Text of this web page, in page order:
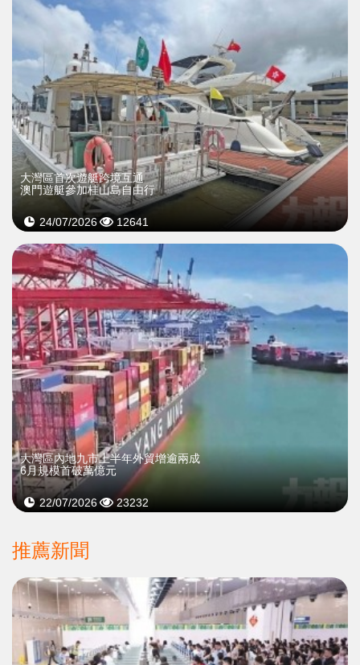
大灣區首次遊艇跨境互通
澳門遊艇參加桂山島自由行
24/07/2026 12641
大灣區內地九市上半年外貿增逾兩成
6月規模首破萬億元
22/07/2026 23232
推薦新聞